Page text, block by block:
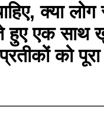
क्या
हुए एक साथ
को